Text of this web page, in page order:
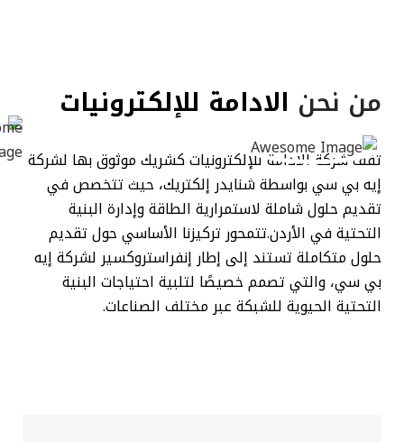
من نحن الادامة للإلكترونيات
تقف شركة الادامة للإلكترونيات كشريك موثوق بها لشركة
إيه بي سي بواسطة شنايدر إلكتريك، حيث تتخصص في
تقديم حلول شاملة لاستمرارية الطاقة وإدارة البنية
التحتية في الأردن.تتمحور تركيزنا الأساسي حول تقديم
حلول متكاملة تستند إلى إطار إنفراستروكسير لشركة إيه
بي سي، والتي تصمم خصيصًا لتلبية احتياجات البنية
التحتية الحيوية للشبكة عبر مختلف الصناعات.